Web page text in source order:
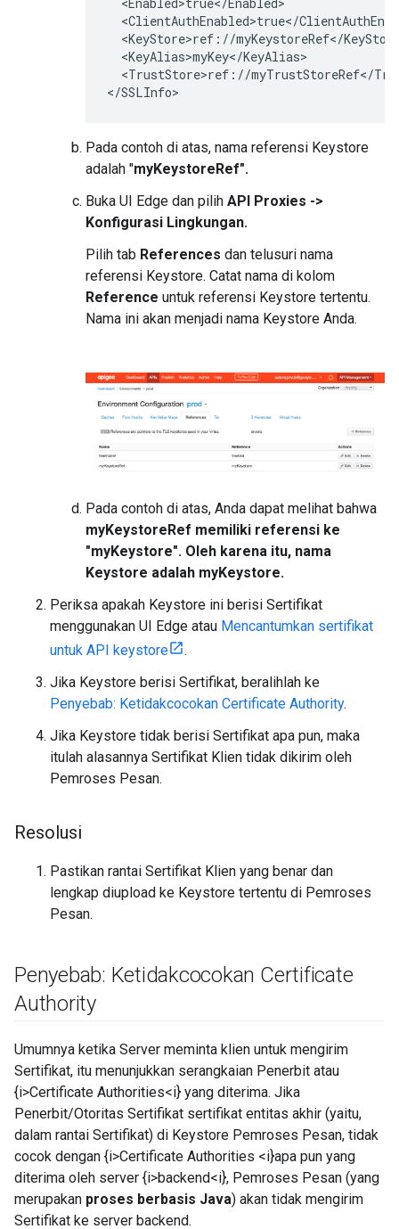
<ClientAuthEnabled>true</
<KeyStore>ref://myKeystoreRef</
  <KeyAlias>myKey</KeyAlias>
<TrustStore>ref://myTrustStoreRef</
</SSLInfo>
Pada contoh di atas, nama referensi Keystore
adalah "myKeystoreRef".
Buka UI Edge dan pilih API Proxies ->
Konfigurasi Lingkungan.
Pilih tab References dan telusuri nama
referensi Keystore. Catat nama di kolom
Reference untuk referensi Keystore tertentu.
Nama ini akan menjadi nama Keystore Anda.
Pada contoh di atas, Anda dapat melihat bahwa
myKeystoreRef memiliki referensi ke
"myKeystore". Oleh karena itu, nama
Keystore adalah myKeystore.
Periksa apakah Keystore ini berisi Sertifikat
menggunakan UI Edge atau Mencantumkan sertifikat
untuk API keystore
.
Jika Keystore berisi Sertifikat, beralihlah ke
Penyebab: Ketidakcocokan Certificate Authority.
Jika Keystore tidak berisi Sertifikat apa pun, maka
itulah alasannya Sertifikat Klien tidak dikirim oleh
Pemroses Pesan.
Resolusi
Pastikan rantai Sertifikat Klien yang benar dan
lengkap diupload ke Keystore tertentu di Pemroses
Pesan.
Penyebab: Ketidakcocokan Certificate
Authority
Umumnya ketika Server meminta klien untuk mengirim
Sertifikat, itu menunjukkan serangkaian Penerbit atau
{i>Certificate Authorities<i} yang diterima. Jika
Penerbit/Otoritas Sertifikat sertifikat entitas akhir (yaitu,
dalam rantai Sertifikat) di Keystore Pemroses Pesan, tidak
cocok dengan {i>Certificate Authorities <i}apa pun yang
diterima oleh server {i>backend<i}, Pemroses Pesan (yang
merupakan proses berbasis Java) akan tidak mengirim
Sertifikat ke server backend.